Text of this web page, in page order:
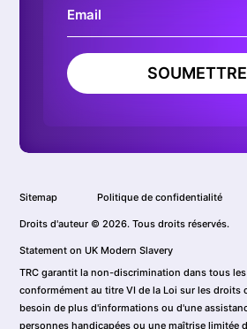
SOUMETTRE
Sitemap Politique de confidentialité
Droits d'auteur © 2026. Tous droits réservés.
Statement on UK Modern Slavery
TRC garantit la non-discrimination dans tous
conformément au titre VI de la Loi sur les droits
besoin de plus d'informations ou d'une
personnes handicapées ou une maîtrise limitée